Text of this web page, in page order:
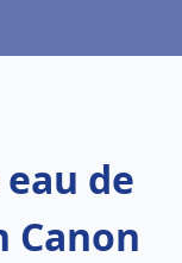
de
Canon